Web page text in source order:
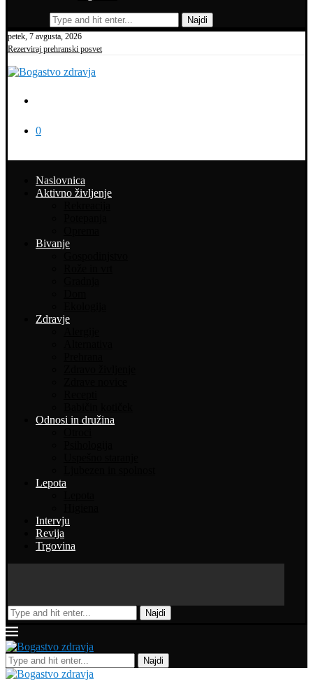
Najdi
petek, 7 avgusta, 2026
Rezerviraj prehranski posvet
0
Naslovnica
Aktivno življenje
Bivanje
Zdravje
Odnosi in družina
Lepota
Intervju
Revija
Trgovina
Najdi
Najdi